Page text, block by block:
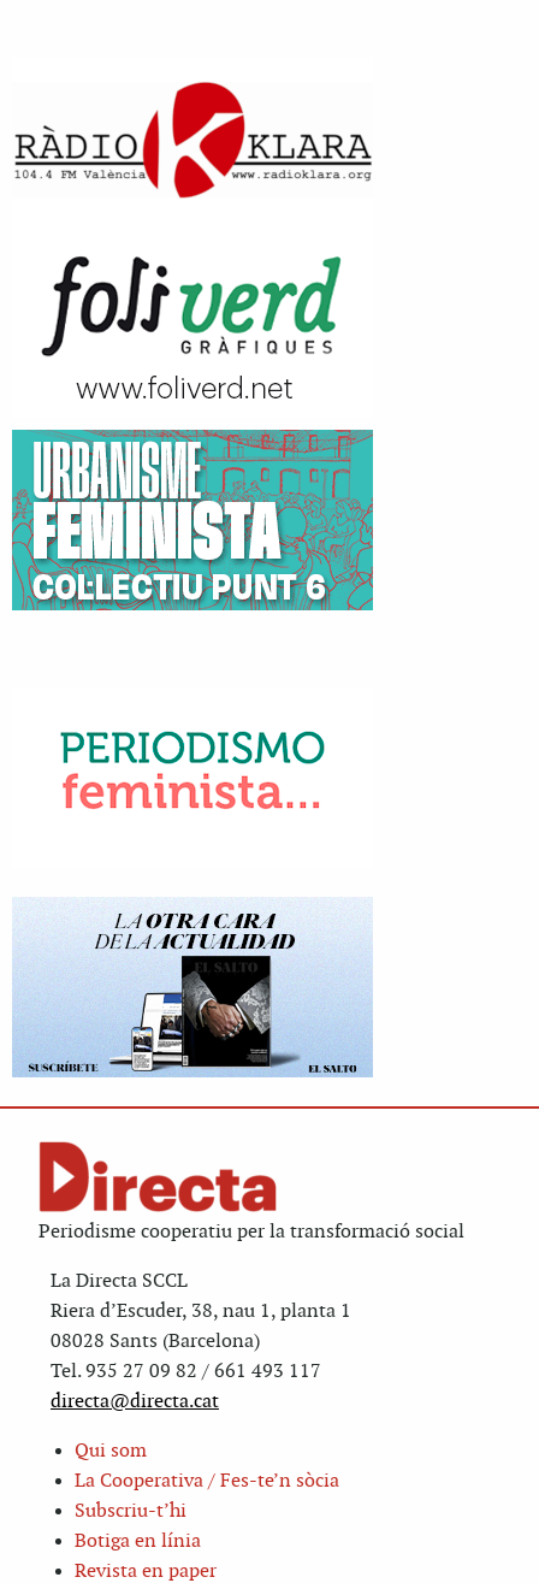
Periodisme cooperatiu per la transformació social
La Directa SCCL
Riera d’Escuder, 38, nau 1, planta 1
08028 Sants (Barcelona)
Tel. 935 27 09 82 / 661 493 117
directa@directa.cat
Qui som
La Cooperativa / Fes-te’n sòcia
Subscriu-t’hi
Botiga en línia
Revista en paper